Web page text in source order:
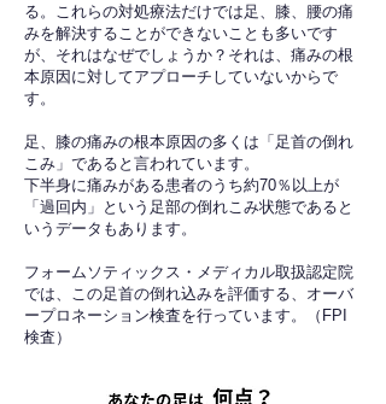
る。これらの対処療法だけでは足、膝、腰の痛
みを解決することができないことも多いです
が、それはなぜでしょうか？それは、痛みの根
本原因に対してアプローチしていないからで
す。
足、膝の痛みの根本原因の多くは「足首の倒れ
こみ」であると言われています。
下半身に痛みがある患者のうち約70％以上が
「過回内」という足部の倒れこみ状態であると
いうデータもあります。
フォームソティックス・メディカル取扱認定院
では、この足首の倒れ込みを評価する、オーバ
ープロネーション検査を行っています。（FPI
検査）​